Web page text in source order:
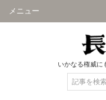
メニュー
いかなる権威に